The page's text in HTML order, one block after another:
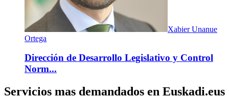
Xabier Unanue
Ortega
Dirección de Desarrollo Legislativo y Control
Norm...
Servicios mas demandados en Euskadi.eus